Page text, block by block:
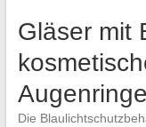
Gläser mit
Augenringe
Die